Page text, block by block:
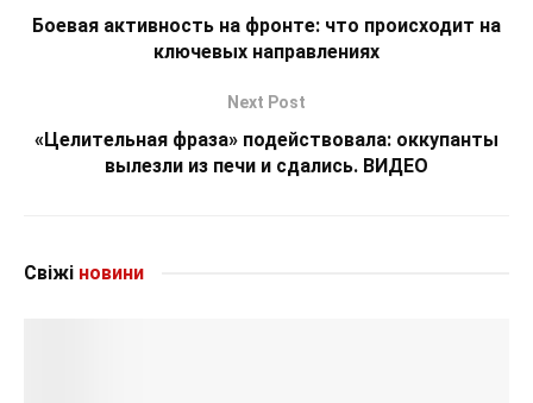
Боевая активность на фронте: что происходит на
ключевых направлениях
Next Post
«Целительная фраза» подействовала: оккупанты
вылезли из печи и сдались. ВИДЕО
Свіжі новини